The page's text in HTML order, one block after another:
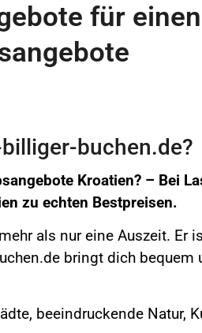
für
buchen.de?
Kroatien? – Bei
zu echten Bestpreisen.
als nur eine Auszeit. Er
bringt dich
beeindruckende Natur,